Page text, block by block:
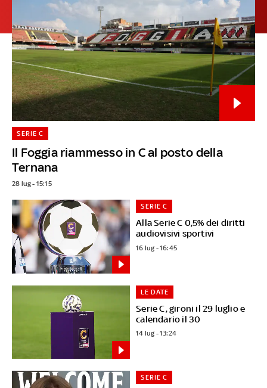
Il Foggia riammesso in C al posto della
Ternana
SERIE C
28 lug - 15:15
Alla Serie C 0,5% dei diritti
audiovisivi sportivi
SERIE C
16 lug - 16:45
Serie C, gironi il 29 luglio e
calendario il 30
LE DATE
14 lug - 13:24
SERIE C